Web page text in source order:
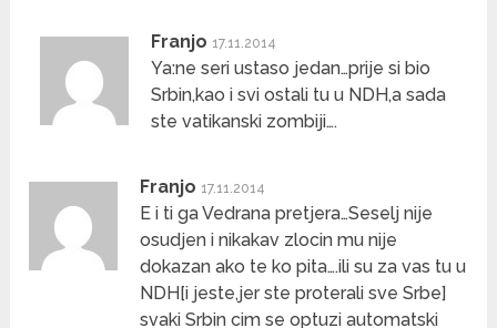
Franjo 17.11.2014
Ya:ne seri ustaso jedan…prije si bio
Srbin,kao i svi ostali tu u NDH,a sada
ste vatikanski zombiji….
Franjo 17.11.2014
E i ti ga Vedrana pretjera…Seselj nije
osudjen i nikakav zlocin mu nije
dokazan ako te ko pita….ili su za vas tu u
NDH[i jeste,jer ste proterali sve Srbe]
svaki Srbin cim se optuzi automatski